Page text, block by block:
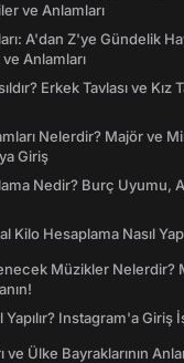
ve Anlamları
A'dan Z'ye Gündelik
Anlamları
Erkek Tavlası ve Kız
Nelerdir? Majör ve
Giriş
Nedir? Burç Uyumu,
Kilo Hesaplama Nasıl
Müzikler Nelerdir?
Yapılır? Instagram'a Giriş
ve Ülke Bayraklarının